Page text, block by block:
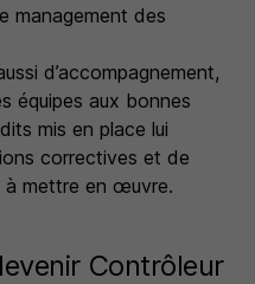
management des
d’accompagnement,
équipes aux bonnes
mis en place lui
correctives et de
à mettre en œuvre.
Contrôleur